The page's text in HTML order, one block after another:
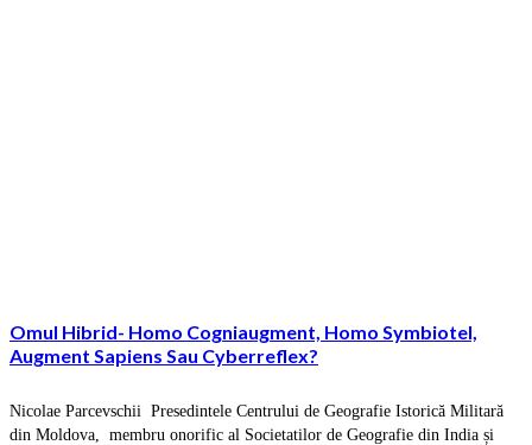
Omul Hibrid- Homo Cogniaugment, Homo Symbiotel,
Augment Sapiens Sau Cyberreflex?
Nicolae Parcevschii Presedintele Centrului de Geografie Istorică Militară
din Moldova, membru onorific al Societatilor de Geografie din India și